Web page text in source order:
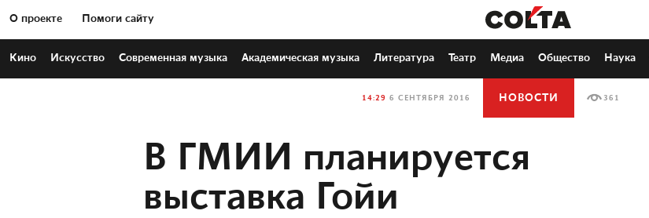
О проекте Помоги сайту
Кино Искусство Современная музыка Академическая музыка Литература Театр Медиа Общество Наука
14:29 6 СЕНТЯБРЯ 2016 НОВОСТИ 361
В ГМИИ планируется
выставка Гойи